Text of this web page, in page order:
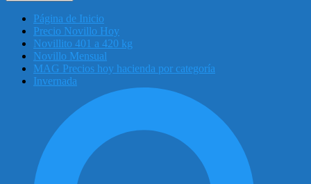
Página de Inicio
Precio Novillo Hoy
Novillito 401 a 420 kg
Novillo Mensual
MAG Precios hoy hacienda por categoría
Invernada